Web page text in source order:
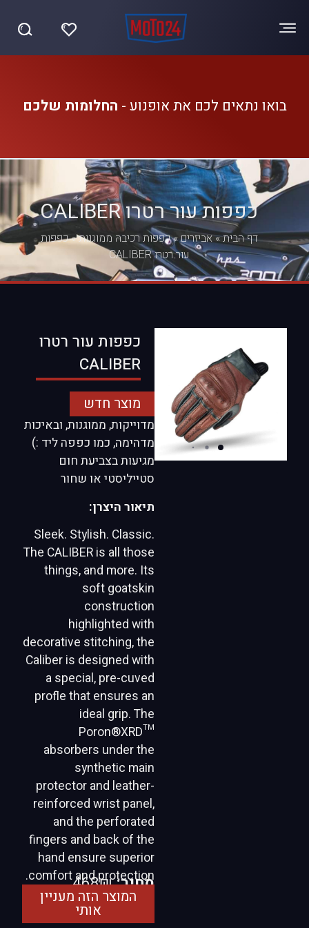
בואו נתאים לכם את אופנוע - החלומות שלכם
כפפות עור רטרו CALIBER
דף הבית»אביזרים»כפפות רכיבה ממוגנות»כפפות
עור רטרו CALIBER
כפפות עור רטרו
CALIBER
מוצר חדש
מדוייקות, ממוגנות, ובאיכות
מדהימה, כמו כפפה ליד :)
מגיעות בצביעת חום
סטייליסטי או שחור
תיאור היצרן:
Sleek. Stylish. Classic.
The CALIBER is all those
things, and more. Its
soft goatskin
construction
highlighted with
decorative stitching, the
Caliber is designed with
a special, pre-cuved
profle that ensures an
ideal grip. The
Poron®XRD™
absorbers under the
synthetic main
protector and leather-
reinforced wrist panel,
and the perforated
fingers and back of the
hand ensure superior
comfort and protection.
מחיר:468₪
המוצר הזה מעניין
אותי